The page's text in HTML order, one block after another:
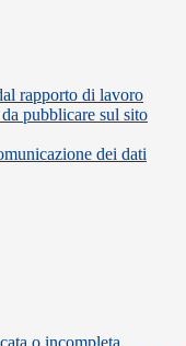
rapporto di lavoro
pubblicare sul sito
dei dati